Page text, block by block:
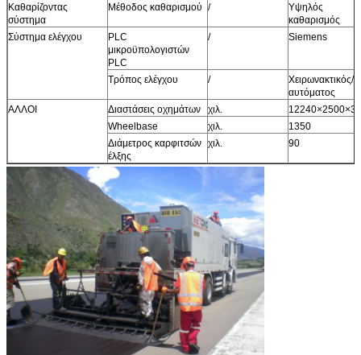
Καθαρίζοντας
σύστημα
Μέθοδος καθαρισμού /
Υψηλός
καθαρισμός
Σύστημα ελέγχου
PLC
μικροϋπολογιστών
PLC
/ Siemens
Τρόπος ελέγχου /
Χειρωνακτικός/
αυτόματος
ΑΛΛΟΙ
Διαστάσεις οχημάτων χιλ.
Wheelbase
χιλ.
1350
Διάμετρος καρφιτσών
έλξης
χιλ. 90